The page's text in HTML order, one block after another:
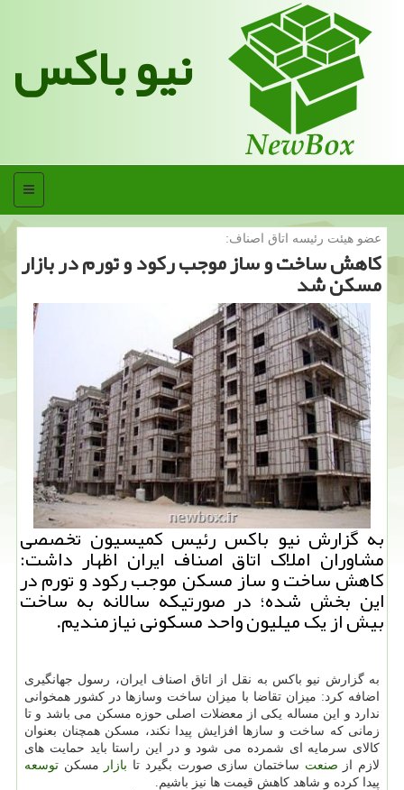
نیو باکس
منو
عضو هیئت رئیسه اتاق اصناف:
كاهش ساخت و ساز موجب ركود و تورم در بازار
مسكن شد
به گزارش نیو باکس رئیس کمیسیون تخصصی
مشاوران املاک اتاق اصناف ایران اظهار داشت:
کاهش ساخت و ساز مسکن موجب رکود و تورم در
این بخش شده؛ در صورتیکه سالانه به ساخت
بیش از یک میلیون واحد مسکونی نیازمندیم.
به گزارش نیو باکس به نقل از اتاق اصناف ایران، رسول جهانگیری
اضافه کرد: میزان تقاضا با میزان ساخت وسازها در کشور همخوانی
ندارد و این مساله یکی از معضلات اصلی حوزه مسکن می باشد و تا
زمانی که ساخت و سازها افزایش پیدا نکند، مسکن همچنان بعنوان
کالای سرمایه ای شمرده می شود و در این راستا باید حمایت های
لازم از صنعت ساختمان سازی صورت بگیرد تا بازار مسکن توسعه
پیدا کرده و شاهد کاهش قیمت ها نیز باشیم.